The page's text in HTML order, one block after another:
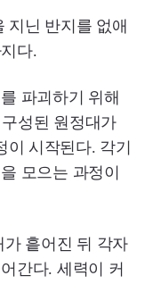
지닌 반지를 없애
다.
파괴하기 위해
성된 원정대가
시작된다. 각기
모으는 과정이
흩어진 뒤 각자
간다. 세력이 커